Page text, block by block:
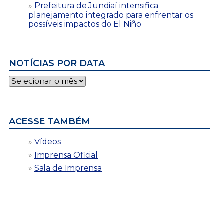
Prefeitura de Jundiaí intensifica
planejamento integrado para enfrentar os
possíveis impactos do El Niño
NOTÍCIAS POR DATA
Notícias
por
ACESSE TAMBÉM
Vídeos
Imprensa Oficial
Sala de Imprensa